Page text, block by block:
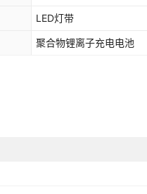
LED灯带
聚合物锂离子充电电池